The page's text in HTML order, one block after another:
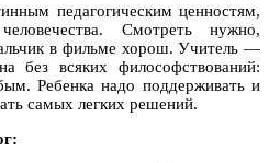
педагогическим ценностям,
Смотреть нужно,
в фильме хорош. Учитель —
без всяких философствований:
Ребенка надо поддерживать и
самых легких решений.